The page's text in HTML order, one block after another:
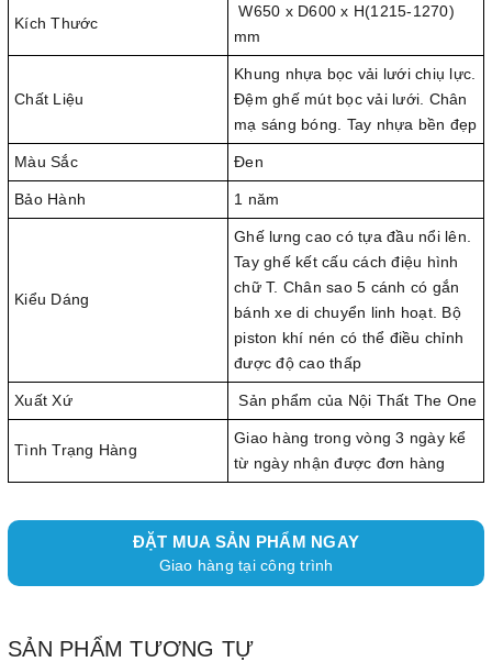
Kích Thước
W650 x D600 x H(1215-1270)
mm
Chất Liệu
Khung nhựa bọc vải lưới chiụ lực.
Đệm ghế mút bọc vải lưới. Chân
mạ sáng bóng. Tay nhựa bền đẹp
Màu Sắc Đen
Bảo Hành 1 năm
Kiểu Dáng
Ghế lưng cao có tựa đầu nổi lên.
Tay ghế kết cấu cách điệu hình
chữ T. Chân sao 5 cánh có gắn
bánh xe di chuyển linh hoạt. Bộ
piston khí nén có thể điều chỉnh
được độ cao thấp
Xuất Xứ Sản phẩm của Nội Thất The One
Tình Trạng Hàng
Giao hàng trong vòng 3 ngày kể
từ ngày nhận được đơn hàng
ĐẶT MUA SẢN PHẨM NGAY
Giao hàng tại công trình
SẢN PHẨM TƯƠNG TỰ